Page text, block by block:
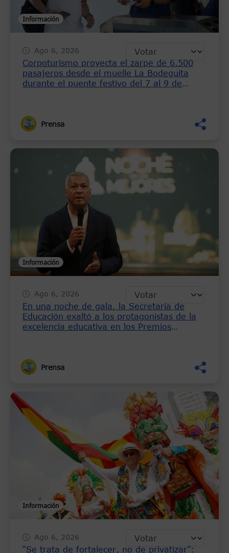
Información
Ago 6, 2026
Corpoturismo proyecta el zarpe de 6.500
pasajeros desde el muelle La Bodeguita
durante el puente festivo del 7 al 9 de
Prensa
Información
Ago 6, 2026
En una noche de gala, la Secretaría de
Educación exaltó a los protagonistas de la
excelencia educativa en los Premios
Prensa
Información
Ago 6, 2026
“Se trata de fortalecer, no de privatizar”: